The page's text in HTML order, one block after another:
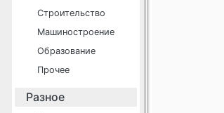
Строительство
Машиностроение
Образование
Прочее
Разное